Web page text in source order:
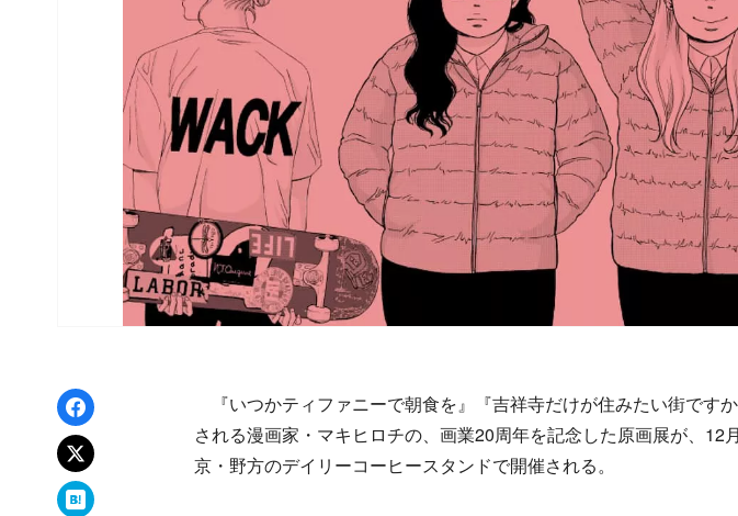
Facebookでシェア
xでポスト
はてなブックマーク
『いつかティファニーで朝食を』『吉祥寺だけが住みたい街です
される漫画家・マキヒロチの、画業20周年を記念した原画展が、12
京・野方のデイリーコーヒースタンドで開催される。